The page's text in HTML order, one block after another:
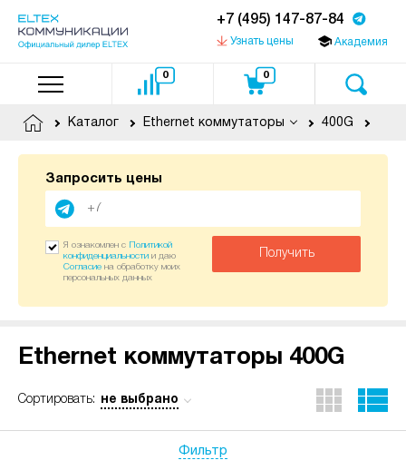
+7 (495) 147-87-84
Узнать цены Академия
0 0
Каталог Ethernet коммутаторы 400G
Запросить цены
Получить
Я ознакомлен с
Политикой
конфиденциальности и даю
Согласие на обработку моих
персональных данных
Ethernet коммутаторы 400G
Сортировать: не выбрано
Фильтр